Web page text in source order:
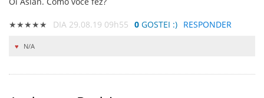
★★★★★ DIA 29.08.19 09h55 0 GOSTEI :) RESPONDER
N/A